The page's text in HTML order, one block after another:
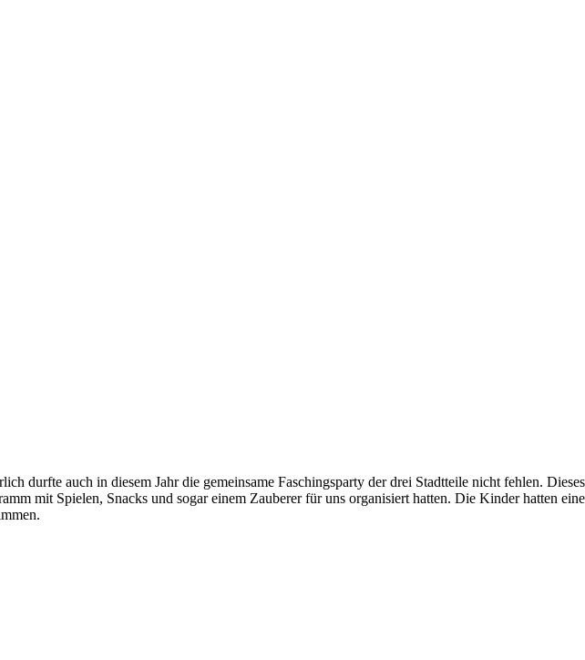
durfte auch in diesem Jahr die gemeinsame Faschingsparty der drei Stadtteile nicht fehlen.
mit Spielen, Snacks und sogar einem Zauberer für uns organisiert hatten. Die Kinder hatten